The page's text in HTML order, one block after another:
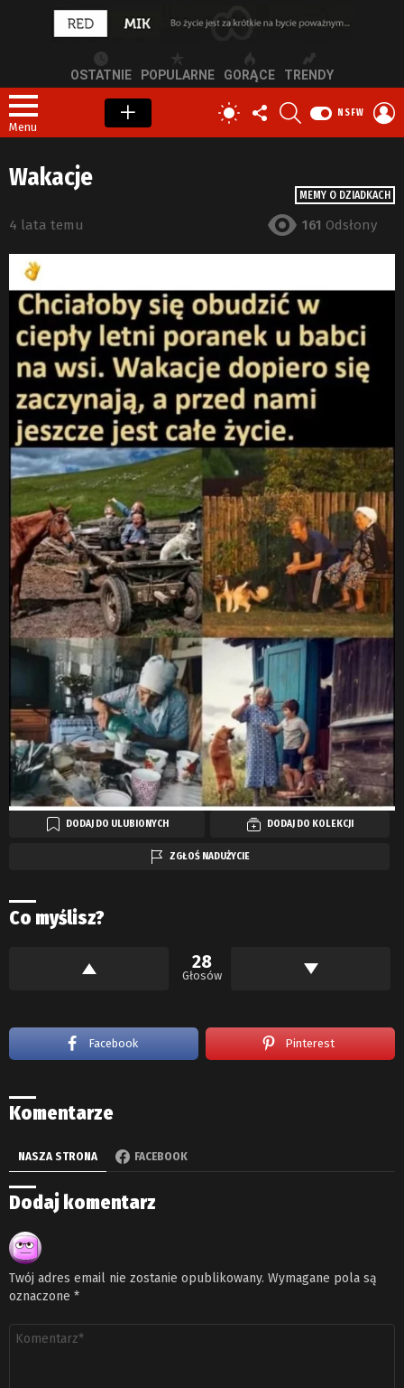
OSTATNIE POPULARNE GORĄCE TRENDY
Menu
PRZEŁĄCZ
SKÓRKĘ
OBSERWUJ
NAS
NSFW
MEMY O DZIADKACH
Wakacje
4 lata temu 161 Odsłony
DODAJ DO ULUBIONYCH DODAJ DO KOLEKCJI
ZGŁOŚ NADUŻYCIE
Co myślisz?
28
Głosów
Facebook Pinterest
Komentarze
NASZA STRONA FACEBOOK
Dodaj komentarz
Twój adres email nie zostanie opublikowany. Wymagane pola są
oznaczone *
Komentarz